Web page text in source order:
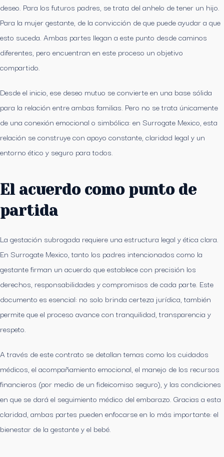
deseo. Para los futuros padres, se trata del anhelo de tener un hijo.
Para la mujer gestante, de la convicción de que puede ayudar a que
esto suceda. Ambas partes llegan a este punto desde caminos
diferentes, pero encuentran en este proceso un objetivo
compartido.
Desde el inicio, ese deseo mutuo se convierte en una base sólida
para la relación entre ambas familias. Pero no se trata únicamente
de una conexión emocional o simbólica: en Surrogate Mexico, esta
relación se construye con apoyo constante, claridad legal y un
entorno ético y seguro para todos.
El acuerdo como punto de
partida
La gestación subrogada requiere una estructura legal y ética clara.
En Surrogate Mexico, tanto los padres intencionados como la
gestante firman un acuerdo que establece con precisión los
derechos, responsabilidades y compromisos de cada parte. Este
documento es esencial: no solo brinda certeza jurídica, también
permite que el proceso avance con tranquilidad, transparencia y
respeto.
A través de este contrato se detallan temas como los cuidados
médicos, el acompañamiento emocional, el manejo de los recursos
financieros (por medio de un fideicomiso seguro), y las condiciones
en que se dará el seguimiento médico del embarazo. Gracias a esta
claridad, ambas partes pueden enfocarse en lo más importante: el
bienestar de la gestante y el bebé.